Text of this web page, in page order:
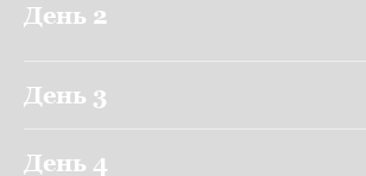
День 2
День 3
День 4